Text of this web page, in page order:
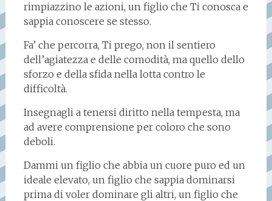
rimpiazzino le azioni, un figlio che Ti conosca e
sappia conoscere se stesso.
Fa’ che percorra, Ti prego, non il sentiero
dell’agiatezza e delle comodità, ma quello dello
sforzo e della sfida nella lotta contro le
difficoltà.
Insegnagli a tenersi diritto nella tempesta, ma
ad avere comprensione per coloro che sono
deboli.
Dammi un figlio che abbia un cuore puro ed un
ideale elevato, un figlio che sappia dominarsi
prima di voler dominare gli altri, un figlio che